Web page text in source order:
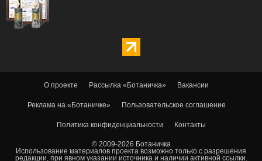
О проекте Рассылка «Ботаничка» Вакансии
Реклама на «Ботаничке» Пользовательское соглашение
Политика конфиденциальности Контакты
© 2009-2026 Ботаничка
Использование материалов проекта возможно только с разрешения
редакции, при явном указании источника и наличии активной ссылки.